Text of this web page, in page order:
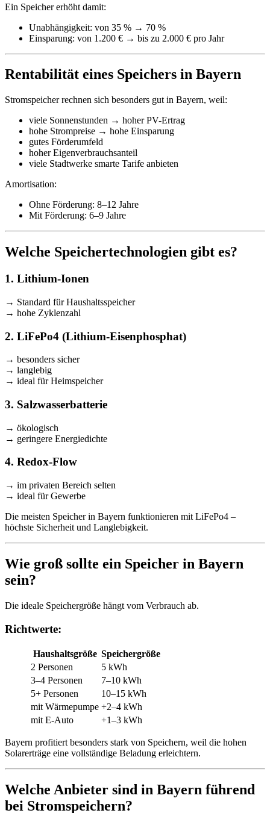
Ein Speicher erhöht damit:
Unabhängigkeit: von 35 % → 70 %
Einsparung: von 1.200 € → bis zu 2.000 € pro Jahr
Rentabilität eines Speichers in Bayern
Stromspeicher rechnen sich besonders gut in Bayern, weil:
viele Sonnenstunden → hoher PV-Ertrag
hohe Strompreise → hohe Einsparung
gutes Förderumfeld
hoher Eigenverbrauchsanteil
viele Stadtwerke smarte Tarife anbieten
Amortisation:
Ohne Förderung: 8–12 Jahre
Mit Förderung: 6–9 Jahre
Welche Speichertechnologien gibt es?
1. Lithium-Ionen
→ Standard für Haushaltsspeicher
→ hohe Zyklenzahl
2. LiFePo4 (Lithium-Eisenphosphat)
→ besonders sicher
→ langlebig
→ ideal für Heimspeicher
3. Salzwasserbatterie
→ ökologisch
→ geringere Energiedichte
4. Redox-Flow
→ im privaten Bereich selten
→ ideal für Gewerbe
Die meisten Speicher in Bayern funktionieren mit LiFePo4 –
höchste Sicherheit und Langlebigkeit.
Wie groß sollte ein Speicher in Bayern
sein?
Die ideale Speichergröße hängt vom Verbrauch ab.
Richtwerte:
Haushaltsgröße Speichergröße
2 Personen
5 kWh
3–4 Personen
7–10 kWh
5+ Personen
10–15 kWh
mit Wärmepumpe +2–4 kWh
mit E-Auto
+1–3 kWh
Bayern profitiert besonders stark von Speichern, weil die hohen
Solarerträge eine vollständige Beladung erleichtern.
Welche Anbieter sind in Bayern führend
bei Stromspeichern?